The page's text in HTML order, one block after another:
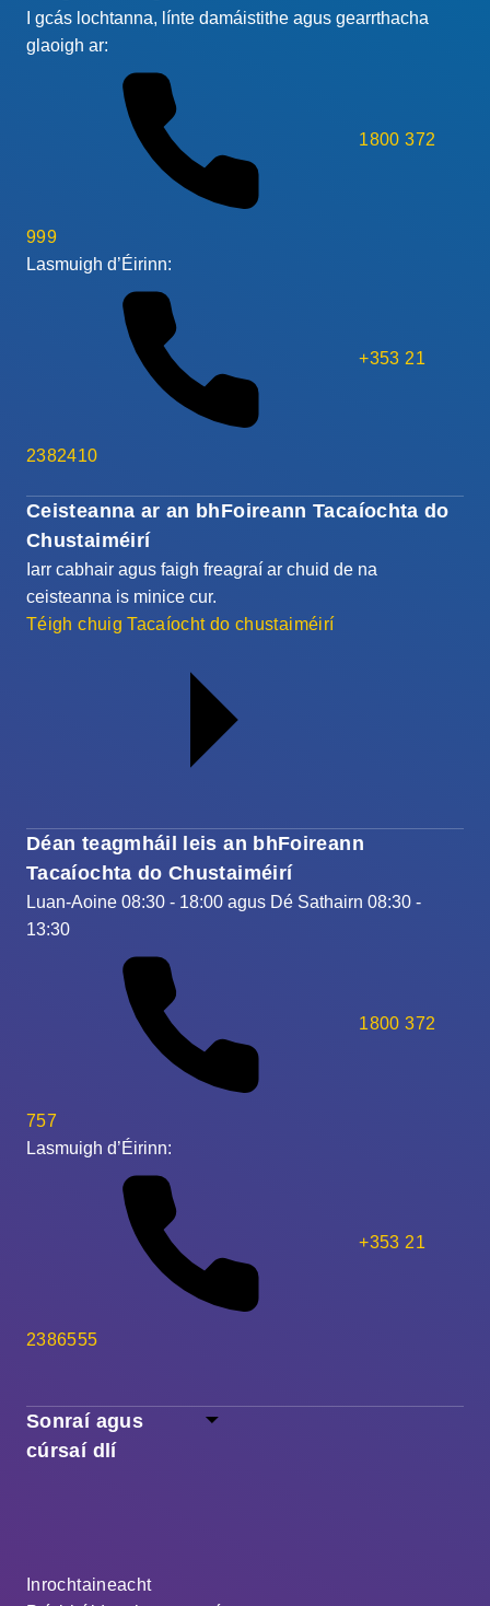
Sonraí agus
cúrsaí dlí
Inrochtaineacht
Ceisteanna ar an bhFoireann Tacaíochta do
Chustaiméirí
Iarr cabhair agus faigh freagraí ar chuid de na
ceisteanna is minice cur.
Téigh chuig Tacaíocht do chustaiméirí
Déan teagmháil leis an bhFoireann
Tacaíochta do Chustaiméirí
Luan-Aoine 08:30 - 18:00 agus Dé Sathairn 08:30 -
13:30
1800 372
757
Lasmuigh d’Éirinn:
+353 21
2386555
I gcás lochtanna, línte damáistithe agus gearrthacha
glaoigh ar:
1800 372
999
Lasmuigh d’Éirinn:
+353 21
2382410